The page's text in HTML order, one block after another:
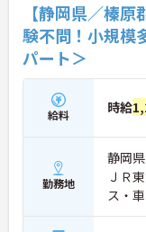
【静岡県／榛
験不問！小規模
パート＞
給料 時給
勤務地
静岡
ＪＲ
ス・